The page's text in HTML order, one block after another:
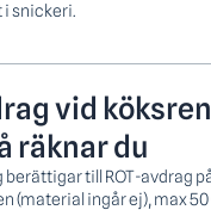
i snickeri.
vid
räknar du
till ROT-avdrag
(material ingår ej), max 50